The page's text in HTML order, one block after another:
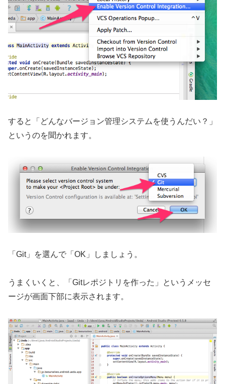
すると「どんなバージョン管理システムを使うんだい？」
というのを聞かれます。
「Git」を選んで「OK」しましょう。
うまくいくと、「Gitレポジトリを作った」というメッセ
ージが画面下部に表示されます。